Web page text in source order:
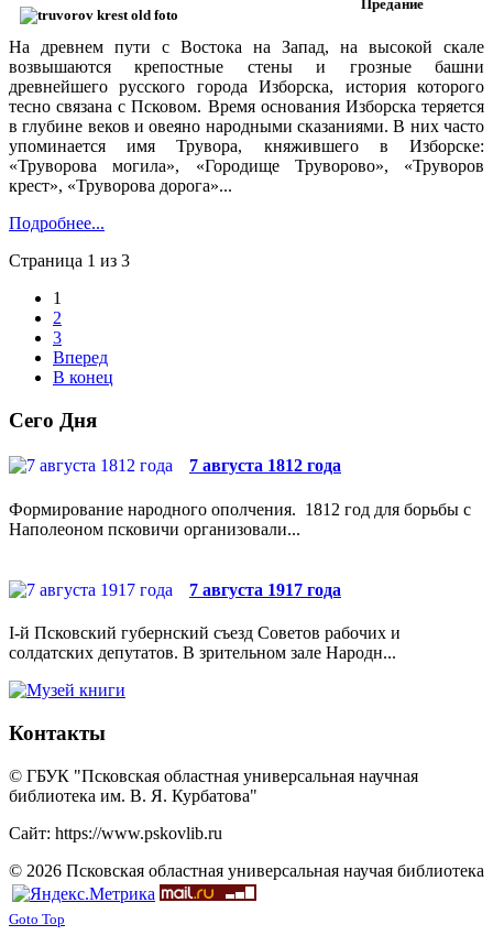
Предание
На древнем пути с Востока на Запад, на высокой скале
возвышаются крепостные стены и грозные башни
древнейшего русского города Изборска, история которого
тесно связана с Псковом. Время основания Изборска теряется
в глубине веков и овеяно народными сказаниями. В них часто
упоминается имя Трувора, княжившего в Изборске:
«Труворова могила», «Городище Труворово», «Труворов
крест», «Труворова дорога»...
Подробнее...
Страница 1 из 3
1
2
3
Вперед
В конец
Сего Дня
7 августа 1812 года
Формирование народного ополчения. 1812 год для борьбы с
Наполеоном псковичи организовали...
7 августа 1917 года
I-й Псковский губернский съезд Советов рабочих и
солдатских депутатов. В зрительном зале Народн...
Контакты
© ГБУК "Псковская областная универсальная научная
библиотека им. В. Я. Курбатова"
Сайт: https://www.pskovlib.ru
© 2026 Псковская областная универсальная научая библиотека
Goto Top